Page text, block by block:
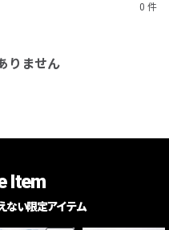
0 件
りません
Item
ない限定アイテム